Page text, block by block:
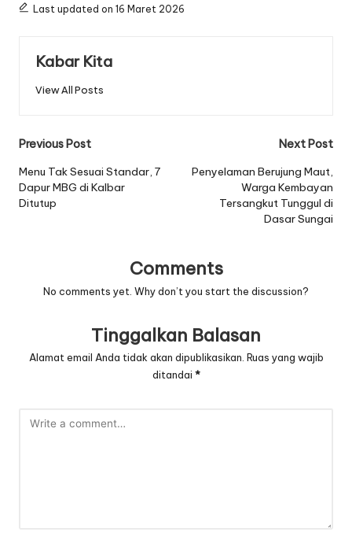
Last updated on 16 Maret 2026
Kabar Kita
View All Posts
Post
navigation
Previous Post
Menu Tak Sesuai Standar, 7
Dapur MBG di Kalbar
Ditutup
Next Post
Penyelaman Berujung Maut,
Warga Kembayan
Tersangkut Tunggul di
Dasar Sungai
Comments
No comments yet. Why don’t you start the discussion?
Tinggalkan Balasan
Alamat email Anda tidak akan dipublikasikan. Ruas yang wajib
ditandai *